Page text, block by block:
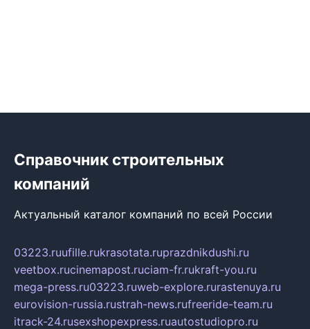
Справочник строительных
компаний
Актуальный каталог компаний по всей России
03223.ruufille.rukrasotata.ruprazdnikdushi.ru
veetbox.rucinemapost.ruciam-fr.rukraft-you.ru
mega-press.ru03223.ruweb-explore.rurastenuya.ru
eurovision-russia.rustrah-news.rufreeride-team.ru
itrack-24.rusexshopexpress.ruautostudiopro.ru